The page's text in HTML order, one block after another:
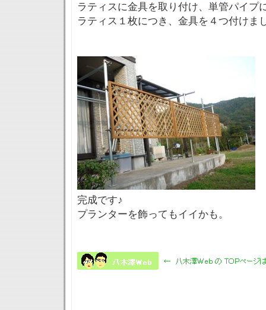
ラティスに金具を取り付け、単管パイプ
ラティス１枚につき、金具を４つ付けま
完成です♪
プランターを飾ってもイイかも。